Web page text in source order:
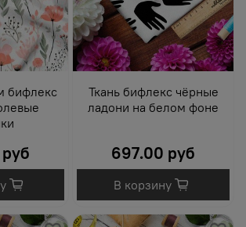
бифлекс
Ткань бифлекс чёрные
ладони на белом фоне
697.00 руб
В корзину